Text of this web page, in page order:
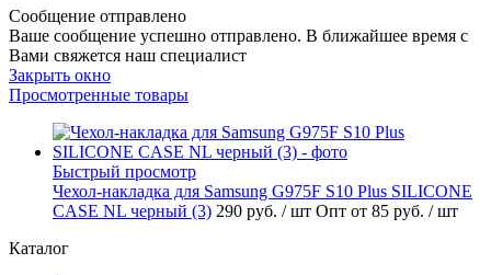
Сообщение отправлено
Ваше сообщение успешно отправлено. В ближайшее время с
Вами свяжется наш специалист
Закрыть окно
Просмотренные товары
Быстрый просмотр
Чехол-накладка для Samsung G975F S10 Plus SILICONE
CASE NL черный (3) 290 руб. / шт Опт от 85 руб. / шт
Каталог